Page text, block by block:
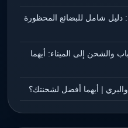
دليل شامل للبضائع المحظورة
والشحن إلى الميناء: أيهما
| أيهما أفضل لشحنتك؟